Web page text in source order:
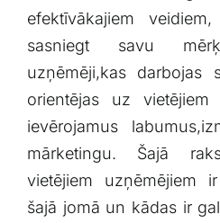
efektīvākajiem
⁣sasniegt ⁤savu
uzņēmēji,kas darbojas
orientējas uz vietējiem
ievērojamus
‍mārketingu.‌ Šajā
vietējiem uzņēmējiem
šajā jomā un kādas ir